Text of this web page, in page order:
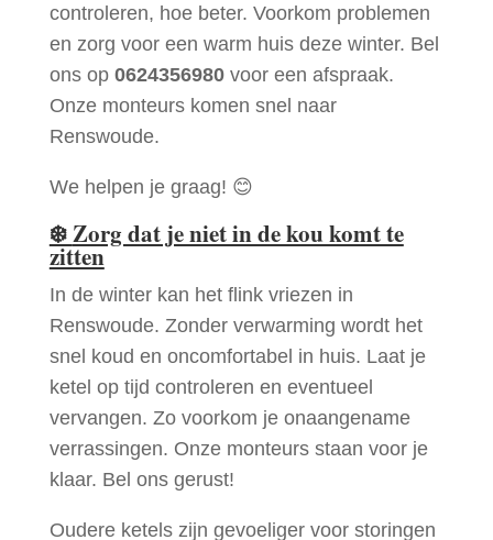
controleren, hoe beter. Voorkom problemen
en zorg voor een warm huis deze winter. Bel
ons op 0624356980voor een afspraak.
Onze monteurs komen snel naar
Renswoude.
We helpen je graag! 😊
❄️Zorg dat je niet in de kou komt te
zitten
In de winter kan het flink vriezen in
Renswoude. Zonder verwarming wordt het
snel koud en oncomfortabel in huis. Laat je
ketel op tijd controleren en eventueel
vervangen. Zo voorkom je onaangename
verrassingen. Onze monteurs staan voor je
klaar. Bel ons gerust!
Oudere ketels zijn gevoeliger voor storingen